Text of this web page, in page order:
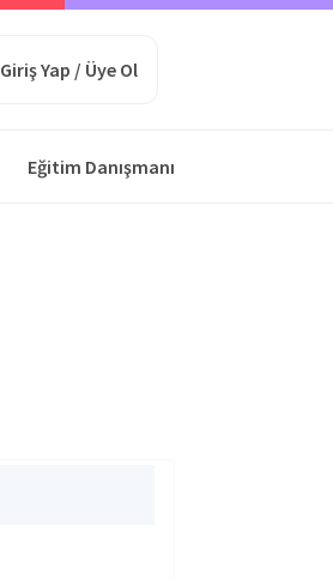
Giriş Yap / Üye Ol
Eğitim Danışmanı